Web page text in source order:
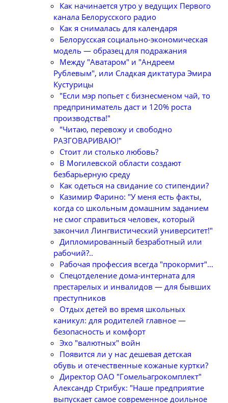
Как начинается утро у ведущих Первого
канала Белорусского радио
Как я снималась для календаря
Белорусская социально-экономическая
модель — образец для подражания
Между "Аватаром" и "Андреем
Рублевым", или Сладкая диктатура Эмира
Кустурицы
"Если мэр попьет с бизнесменом чай, то
предприниматель даст и 120% роста
производства!"
"Читаю, перевожу и свободно
РАЗГОВАРИВАЮ!"
Стоит ли столько любовь?
В Могилевской области создают
безбарьерную среду
Как одеться на свидание со стипендии?
Казимир Фарино: "У меня есть факты,
когда со школьным домашним заданием
не смог справиться человек, который
закончил Лингвистический университет!"
Дипломированный безработный или
рабочий?..
Рабочая профессия всегда "прокормит"...
Спецотделение дома-интерната для
престарелых и инвалидов — для бывших
преступников
Отдых детей во время школьных
каникул: для родителей главное —
безопасность и комфорт
Эхо "валютных" войн
Появится ли у нас дешевая детская
обувь и отечественные кожаные куртки?
Директор ОАО "Гомельагрокомплект"
Александр Стрибук: "Наше предприятие
выпускает самое современное доильное